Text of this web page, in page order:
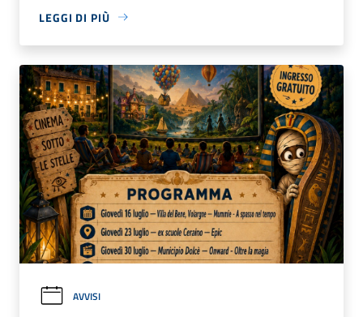
LEGGI DI PIÙ
AVVISI